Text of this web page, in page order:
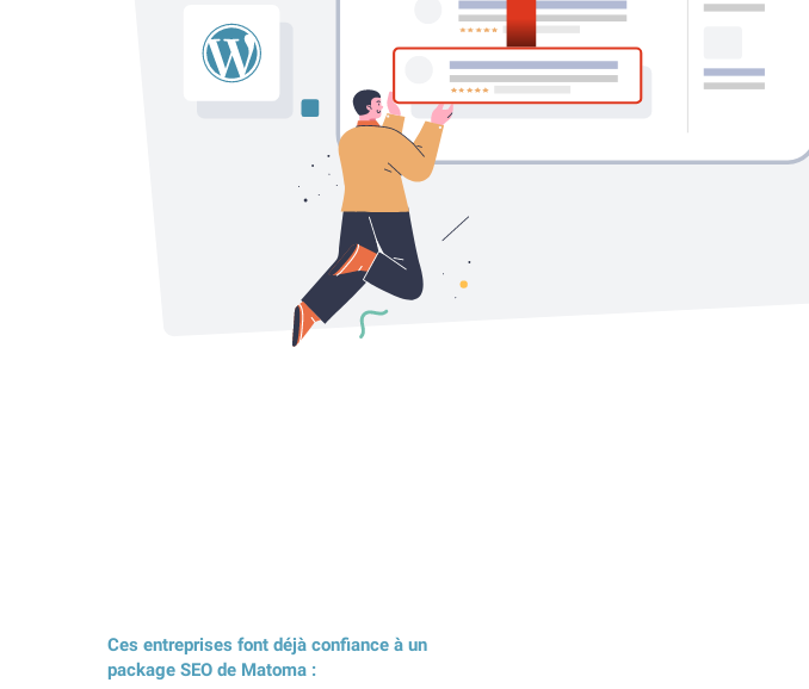
Ces entreprises font déjà confiance à un
package SEO de Matoma :